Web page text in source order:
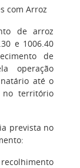
com Arroz
de arroz
e 1006.40
de
operação
até o
no território
prevista no